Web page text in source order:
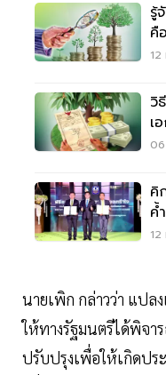
รู้
คื
วิ
คิ
ค้
นายเพิก กล่าวว่า แปล
ให้ทางรัฐมนตรีได้พิจา
ปรับปรุงเพื่อให้เกิดปร